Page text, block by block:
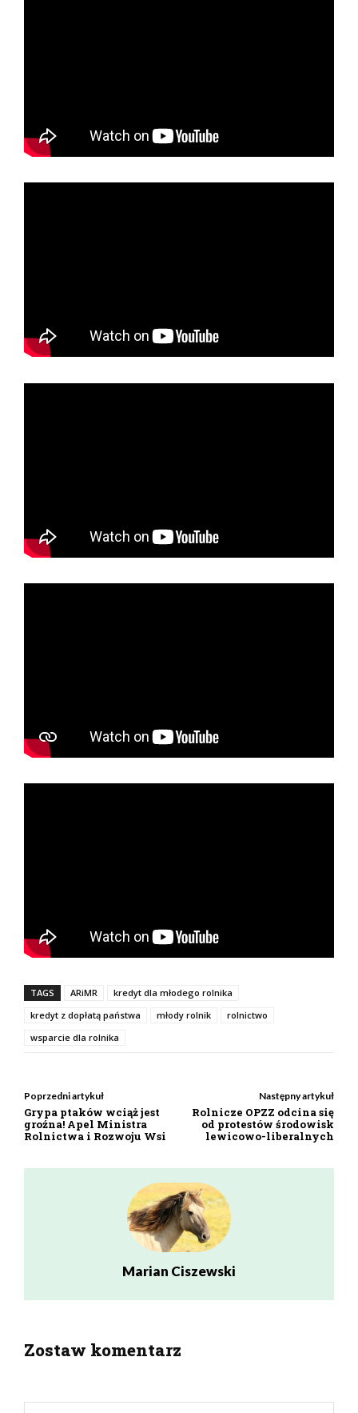
TAGS ARiMR
kredyt dla młodego rolnika
kredyt z dopłatą państwa
młody rolnik
rolnictwo
wsparcie dla rolnika
Poprzedni artykuł
Grypa ptaków wciąż jest
groźna! Apel Ministra
Rolnictwa i Rozwoju Wsi
Następny artykuł
Rolnicze OPZZ odcina się
od protestów środowisk
lewicowo-liberalnych
Marian Ciszewski
Zostaw komentarz